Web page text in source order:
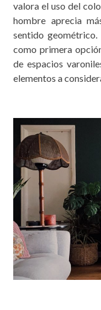
valora el uso del
hombre aprecia
sentido geométrico.
como primera
de espacios
elementos a